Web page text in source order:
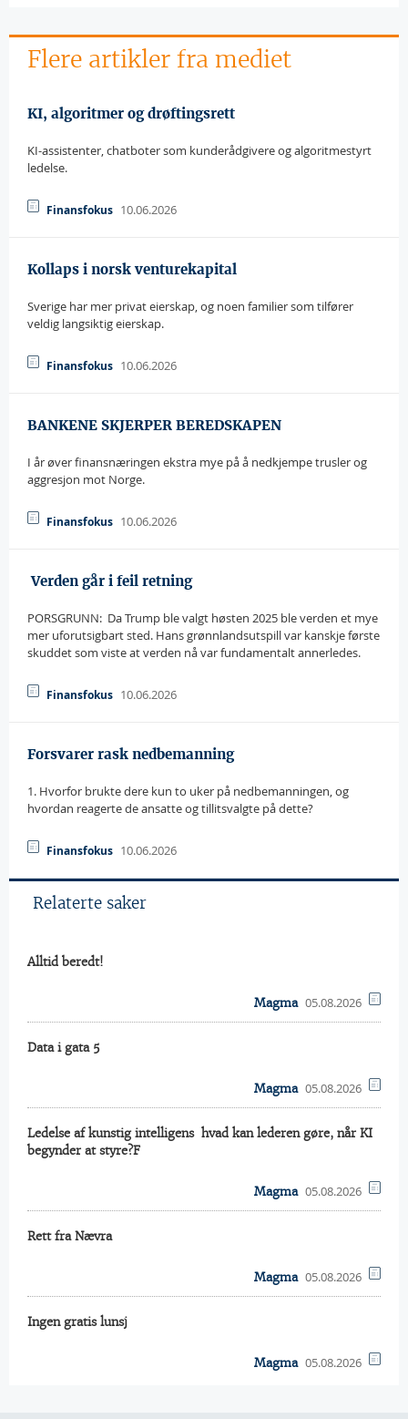
Flere artikler fra mediet
KI, algoritmer og drøftingsrett
KI-assistenter, chatboter som kunderådgivere og algoritmestyrt
ledelse.
Finansfokus 10.06.2026
Kollaps i norsk venturekapital
Sverige har mer privat eierskap, og noen familier som tilfører
veldig langsiktig eierskap.
Finansfokus 10.06.2026
BANKENE SKJERPER BEREDSKAPEN
I år øver finansnæringen ekstra mye på å nedkjempe trusler og
aggresjon mot Norge.
Finansfokus 10.06.2026
 Verden går i feil retning
PORSGRUNN:  Da Trump ble valgt høsten 2025 ble verden et mye
mer uforutsigbart sted. Hans grønnlandsutspill var kanskje første
skuddet som viste at verden nå var fundamentalt annerledes.
Finansfokus 10.06.2026
Forsvarer rask nedbemanning
1. Hvorfor brukte dere kun to uker på nedbemanningen, og
hvordan reagerte de ansatte og tillitsvalgte på dette?
Finansfokus 10.06.2026
Relaterte saker
Alltid beredt!
Magma 05.08.2026
Data i gata 5
Magma 05.08.2026
Ledelse af kunstig intelligens  hvad kan lederen gøre, når KI
begynder at styre?F
Magma 05.08.2026
Rett fra Nævra
Magma 05.08.2026
Ingen gratis lunsj
Magma 05.08.2026